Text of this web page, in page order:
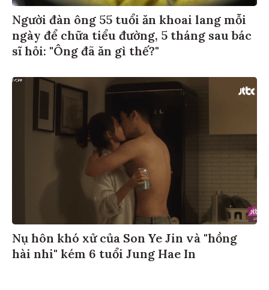
Người đàn ông 55 tuổi ăn khoai lang mỗi
ngày để chữa tiểu đường, 5 tháng sau bác
sĩ hỏi: "Ông đã ăn gì thế?"
Nụ hôn khó xử của Son Ye Jin và "hồng
hài nhi" kém 6 tuổi Jung Hae In